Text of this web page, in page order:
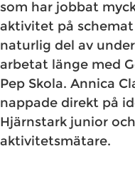
som har jobbat
aktivitet på
naturlig del av
arbetat länge med
Pep Skola. Annica
nappade direkt på
Hjärnstark junior
aktivitetsmätare.